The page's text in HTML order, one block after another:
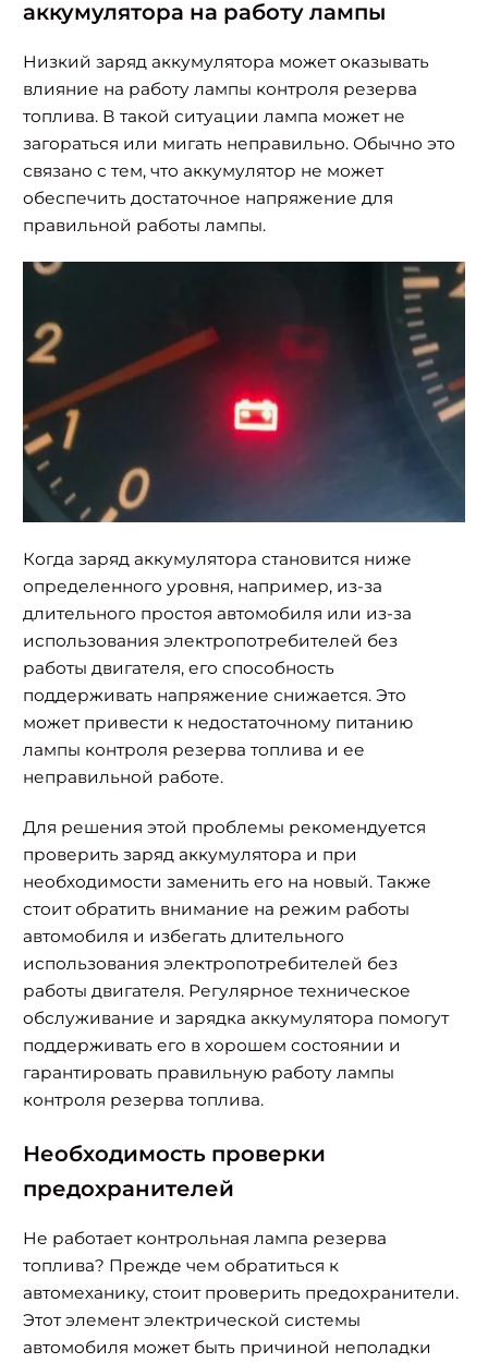
аккумулятора на работу лампы
Низкий заряд аккумулятора может оказывать
влияние на работу лампы контроля резерва
топлива. В такой ситуации лампа может не
загораться или мигать неправильно. Обычно это
связано с тем, что аккумулятор не может
обеспечить достаточное напряжение для
правильной работы лампы.
Когда заряд аккумулятора становится ниже
определенного уровня, например, из-за
длительного простоя автомобиля или из-за
использования электропотребителей без
работы двигателя, его способность
поддерживать напряжение снижается. Это
может привести к недостаточному питанию
лампы контроля резерва топлива и ее
неправильной работе.
Для решения этой проблемы рекомендуется
проверить заряд аккумулятора и при
необходимости заменить его на новый. Также
стоит обратить внимание на режим работы
автомобиля и избегать длительного
использования электропотребителей без
работы двигателя. Регулярное техническое
обслуживание и зарядка аккумулятора помогут
поддерживать его в хорошем состоянии и
гарантировать правильную работу лампы
контроля резерва топлива.
Необходимость проверки
предохранителей
Не работает контрольная лампа резерва
топлива? Прежде чем обратиться к
автомеханику, стоит проверить предохранители.
Этот элемент электрической системы
автомобиля может быть причиной неполадки